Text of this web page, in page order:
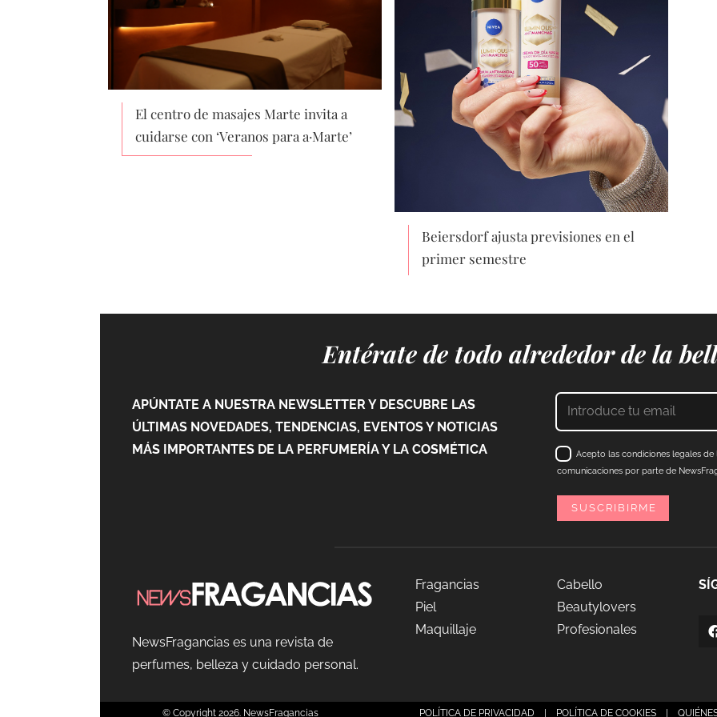
El centro de masajes Marte invita a
cuidarse con ‘Veranos para a·Marte’
Beiersdorf ajusta previsiones en el
primer semestre
Entérate de todo alrededor de la
APÚNTATE A NUESTRA NEWSLETTER Y DESCUBRE LAS
ÚLTIMAS NOVEDADES, TENDENCIAS, EVENTOS Y NOTICIAS
MÁS IMPORTANTES DE LA PERFUMERÍA Y LA COSMÉTICA
Acepto las condiciones legales
comunicaciones por parte de
NewsFragancias es una revista de
perfumes, belleza y cuidado personal.
Fragancias
Piel
Maquillaje
Cabello
Beautylovers
Profesionales
© Copyright 2026. NewsFragancias POLÍTICA DE PRIVACIDAD POLÍTICA DE COOKIES